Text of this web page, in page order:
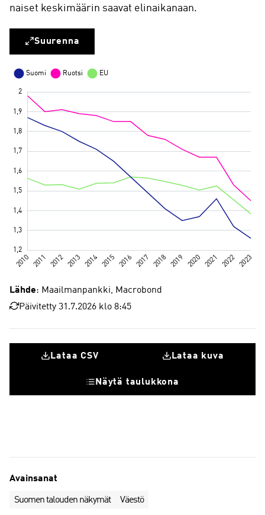
naiset keskimäärin saavat elinaikanaan.
Suurenna
Lähde: Maailmanpankki, Macrobond
Päivitetty 31.7.2026 klo 8:45
Lataa CSV Lataa kuva
Näytä taulukkona
Avainsanat
Suomen talouden näkymät Väestö